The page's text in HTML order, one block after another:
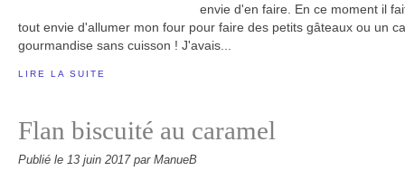
envie d'en faire. En ce moment il
tout envie d'allumer mon four pour faire des petits gâteaux ou un
gourmandise sans cuisson ! J'avais...
LIRE LA SUITE
Flan biscuité au caramel
Publié le 13 juin 2017 par ManueB